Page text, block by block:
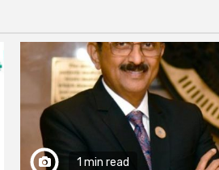
1 min read